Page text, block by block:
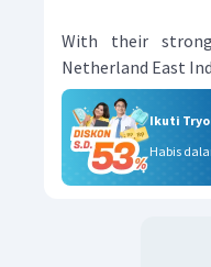
With their
Netherland East
Ikuti
Habis